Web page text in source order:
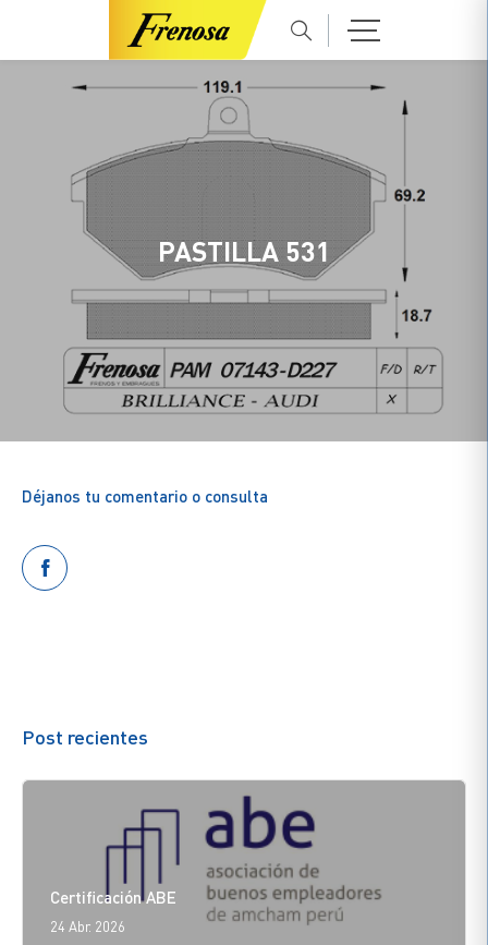
PASTILLA 531
Déjanos tu comentario o consulta
Post recientes
Certificación ABE
24 Abr. 2026